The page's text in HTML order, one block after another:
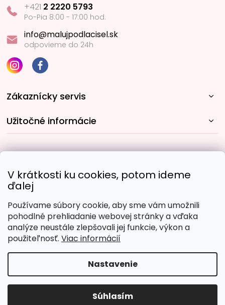
V krátkosti ku cookies, potom ideme
ďalej
Používame súbory cookie, aby sme vám umožnili
pohodlné prehliadanie webovej stránky a vďaka
analýze neustále zlepšovali jej funkcie, výkon a
použiteľnosť. Viac informácií
Nastavenie
Súhlasím
+421 2 2220 5793
Po-Pia 8:00 - 17:00 hod.
info@malujpodlacisel.sk
odpovieme do 24h
Zákaznícky servis
Užitočné informácie
Obľúbené spôsoby platby:
Copyright 2026Malujpodlacisel.sk. Všetky práva
vyhradené.Upraviť nastavenie cookies